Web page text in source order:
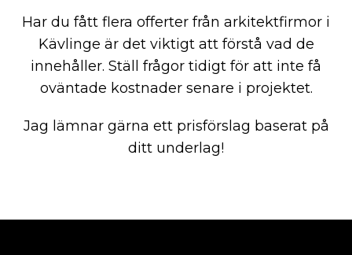
Har du fått flera offerter från arkitektfirmor i
Kävlinge är det viktigt att förstå vad de
innehåller. Ställ frågor tidigt för att inte få
oväntade kostnader senare i projektet.
Jag lämnar gärna ett prisförslag baserat på
ditt underlag!